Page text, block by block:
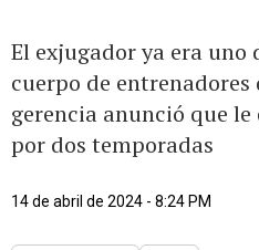
El exjugador ya era uno
cuerpo de
gerencia anunció que
por dos temporadas
14 de abril de 2024 - 8:24 PM